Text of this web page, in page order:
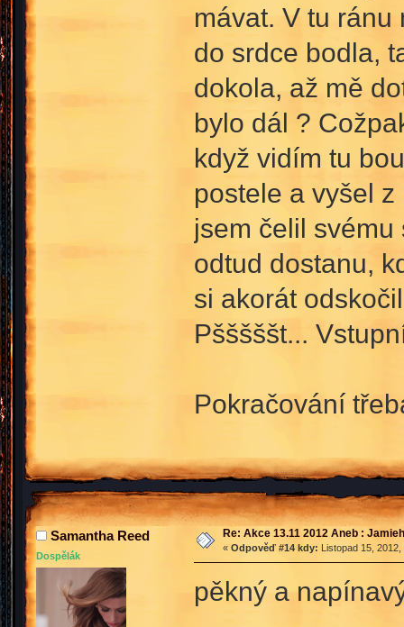
mávat. V tu
do srdce bodla,
dokola, až mě
bylo dál ?
když vidím tu
postele a vyšel
jsem čelil
odtud dostanu,
si akorát
Pšššššt...
Pokračování
Samantha Reed
Dospělák
Re: Akce 13.11 2012 Aneb :
« Odpověď #14 kdy: Listopad 15,
pěkný a